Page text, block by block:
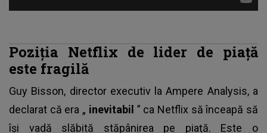
Poziția Netflix de lider de piață
este fragilă
Guy Bisson, director executiv la Ampere Analysis, a
declarat că era „ inevitabil ” ca Netflix să înceapă să
își vadă slăbită stăpânirea pe piață. Este o